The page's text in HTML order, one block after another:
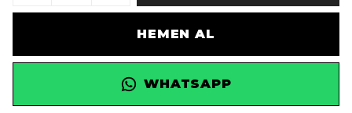
HEMEN AL
WHATSAPP